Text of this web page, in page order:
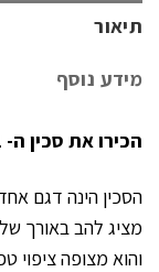
תיאור
מידע נוסף
הכירו את סכין ה- 85-181 של חברת Muela.
והוא מצופה ציפוי